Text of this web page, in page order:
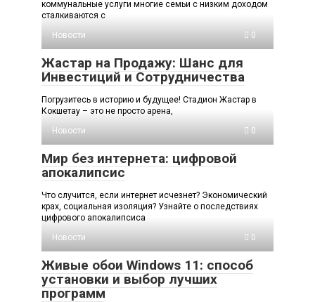
коммунальные услуги многие семьи с низким доходом
сталкиваются с
Новости
0
Жастар на Продажу: Шанс для
Инвестиций и Сотрудничества
Погрузитесь в историю и будущее! Стадион Жастар в
Кокшетау – это не просто арена,
Новости
0
Мир без интернета: цифровой
апокалипсис
Что случится, если интернет исчезнет? Экономический
крах, социальная изоляция? Узнайте о последствиях
цифрового апокалипсиса
Новости
0
Живые обои Windows 11: способ
установки и выбор лучших
программ